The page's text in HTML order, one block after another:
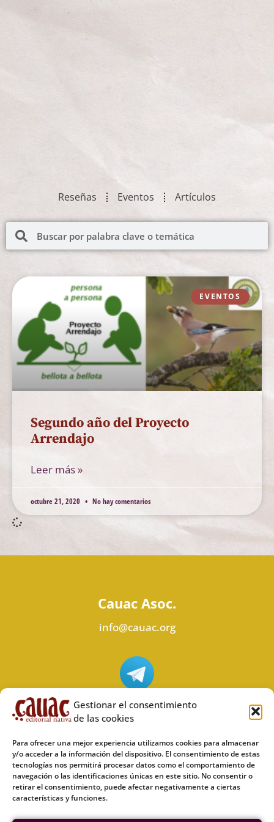
Gestionar el consentimiento
de las cookies
Para ofrecer una mejor experiencia utilizamos cookies para almacenar
y/o acceder a la información del dispositivo. El consentimiento de estas
tecnologías nos permitirá procesar datos como el comportamiento de
navegación o las identificaciones únicas en este sitio. No consentir o
retirar el consentimiento, puede afectar negativamente a ciertas
características y funciones.
Reseñas Eventos Artículos
EVENTOS
Segundo año del Proyecto
Arrendajo
Leer más »
octubre 21, 2020 No hay comentarios
Cauac Asoc.
info@cauac.org
Síguenos en Telegram
Síguenos en Odysee